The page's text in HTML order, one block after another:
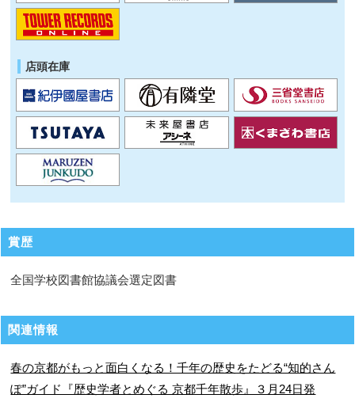
店頭在庫
賞歴
全国学校図書館協議会選定図書
関連情報
春の京都がもっと面白くなる！千年の歴史をたどる“知的さん
ぽ”ガイド『歴史学者とめぐる 京都千年散歩』３月24日発